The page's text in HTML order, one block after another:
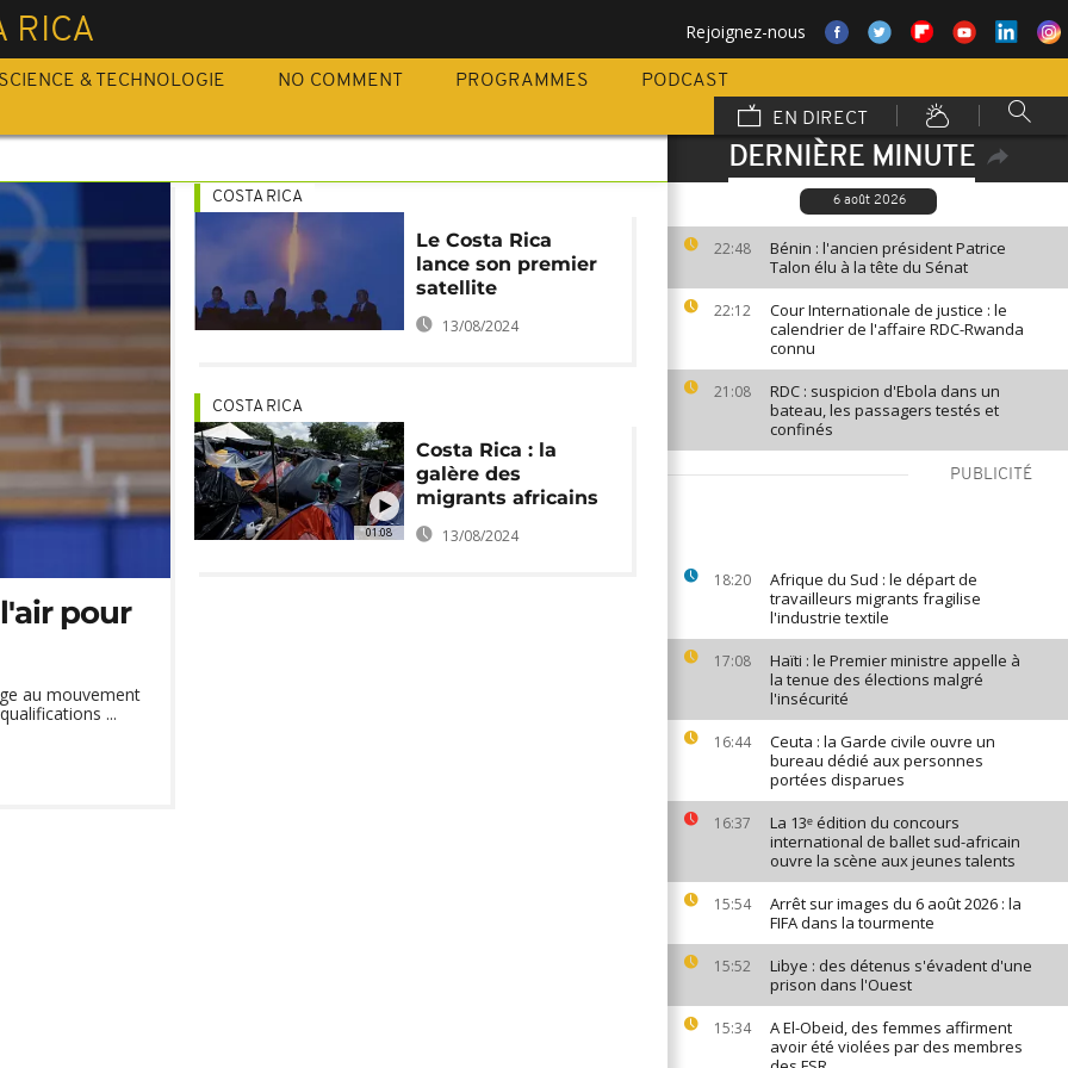
RICA Rejoignez-nous
SCIENCE & TECHNOLOGIE NO COMMENT PROGRAMMES
PODCAST
EN DIRECT
DERNIÈRE MINUTE
6 août 2026
22:48
Bénin : l'ancien président Patrice
Talon élu à la tête du Sénat
22:12
Cour Internationale de justice : le
calendrier de l'affaire RDC-Rwanda
connu
21:08
RDC : suspicion d'Ebola dans un
bateau, les passagers testés et
confinés
PUBLICITÉ
18:20
Afrique du Sud : le départ de
travailleurs migrants fragilise
l'industrie textile
17:08
Haïti : le Premier ministre appelle à
la tenue des élections malgré
l'insécurité
16:44
Ceuta : la Garde civile ouvre un
bureau dédié aux personnes
portées disparues
16:37
La 13ᵉ édition du concours
international de ballet sud-africain
ouvre la scène aux jeunes talents
15:54
Arrêt sur images du 6 août 2026 : la
FIFA dans la tourmente
15:52
Libye : des détenus s'évadent d'une
prison dans l'Ouest
15:34
A El-Obeid, des femmes affirment
avoir été violées par des membres
pour
au mouvement
...
COSTA RICA
Le Costa Rica
lance son premier
satellite
13/08/2024
01:08
COSTA RICA
Costa Rica : la
galère des
migrants africains
13/08/2024